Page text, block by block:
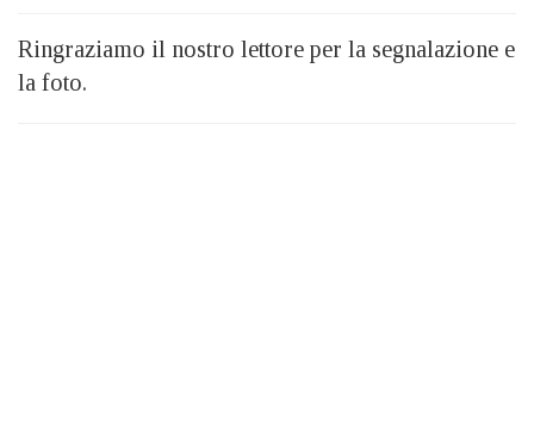
Ringraziamo il nostro lettore per la segnalazione e
la foto.